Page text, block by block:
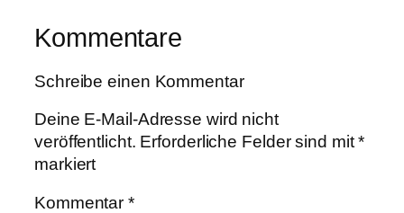
Kommentare
Schreibe einen Kommentar
Deine E-Mail-Adresse wird nicht
veröffentlicht. Erforderliche Felder sind mit*
markiert
Kommentar*